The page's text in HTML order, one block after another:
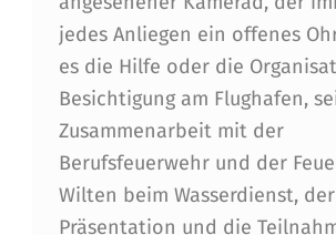
E
L
A
M
F
L
jedes Anliegen ein offenes
es die Hilfe oder die
Besichtigung am Flughafen,
Zusammenarbeit mit der
Berufsfeuerwehr und der
Wilten beim Wasserdienst, der
Präsentation und die